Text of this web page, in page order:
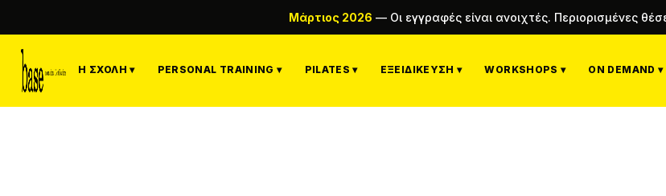
Μάρτιος 2026 — Οι εγγραφές είναι ανοιχτές. Περιορισμένες
Η ΣΧΟΛΉ ▾ PERSONAL TRAINING ▾ PILATES ▾ ΕΞΕΙΔΊΚΕΥΣΗ ▾ WORKSHOPS ▾ ON DEMAND ▾